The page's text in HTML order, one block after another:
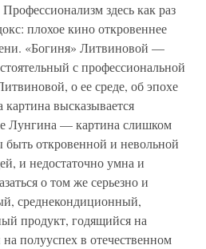
здесь как раз
плохое кино откровеннее
«Богиня» Литвиновой —
с профессиональной
о ее среде, об эпохе
высказывается
Лунгина — картина слишком
быть откровенной и невольной
и недостаточно умна и
о том же серьезно и
среднекондиционный,
продукт, годящийся на
полууспех в отечественном